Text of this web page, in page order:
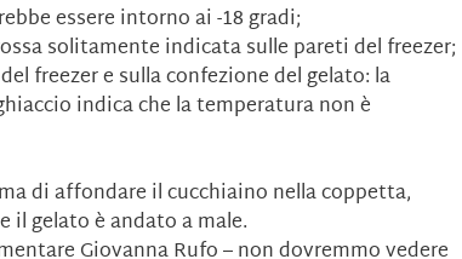
essere intorno ai -18 gradi;
solitamente indicata sulle pareti del freezer;
freezer e sulla confezione del gelato: la
indica che la temperatura non è
di affondare il cucchiaino nella coppetta,
il gelato è andato a male.